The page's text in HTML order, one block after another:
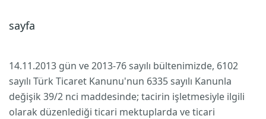
sayfa
14.11.2013 gün ve 2013-76 sayılı bültenimizde, 6102
sayılı Türk Ticaret Kanunu'nun 6335 sayılı Kanunla
değişik 39/2 nci maddesinde; tacirin işletmesiyle ilgili
olarak düzenlediği ticari mektuplarda ve ticari